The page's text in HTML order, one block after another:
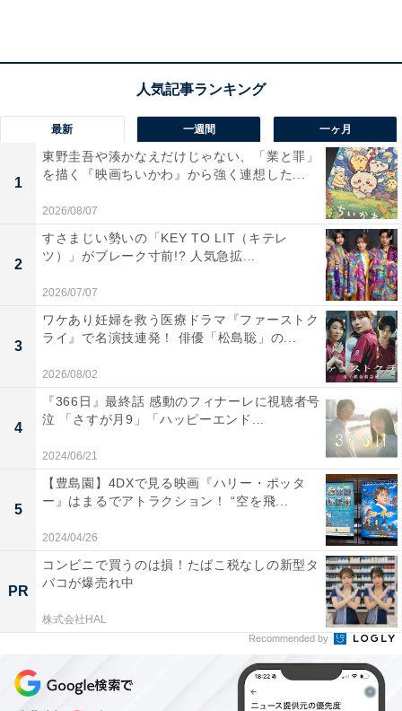
ことに感謝の気持ちを伝えてこなかったと反省する誠
は、萌と翔を巻き込んで、あるサプライズを準備するこ
とに――。
カルロスの散歩中、誠は大地と円と遭遇。バーベキュー
以来の再会に、誠はアウティング行為を改めて謝罪し、
「2人の怒りを受け止めるから、話しても無駄と諦めな
いで欲しい」と訴えます。
すると、2人から返ってきたのは「怒っているというよ
りも落ち込んでいる」という言葉で、円が家族をはじめ
地元の人たちに自分がゲイということをカミングアウト
できずに悩んでいることを明かします。次の春までの、
残り半年もない期間で円がどんな決断を下すのか、待つ
しかないと語る大地。そんな2人の姿を見て、誠は初め
そんな誠のもとに、再び“ザ・昭和オヤジ”の古池が現
れ、職場に大波乱が巻き起こりそうで――。
最新 一週間 一ヶ月
1
東野圭吾や湊かなえだけじゃない、「業と罪」
を描く『映画ちいかわ』から強く連想した...
2026/08/07
2
すさまじい勢いの「KEY TO LIT（キテレ
ツ）」がブレーク寸前!? 人気急拡...
2026/07/07
3
ワケあり妊婦を救う医療ドラマ『ファーストク
ライ』で名演技連発！ 俳優「松島聡」の...
2026/08/02
4
『366日』最終話 感動のフィナーレに視聴者号
泣 「さすが月9」「ハッピーエンド...
2024/06/21
5
【豊島園】4DXで見る映画『ハリー・ポッタ
ー』はまるでアトラクション！ “空を飛...
2024/04/26
PR
コンビニで買うのは損！たばこ税なしの新型タ
バコが爆売れ中
株式会社HAL
Recommended by